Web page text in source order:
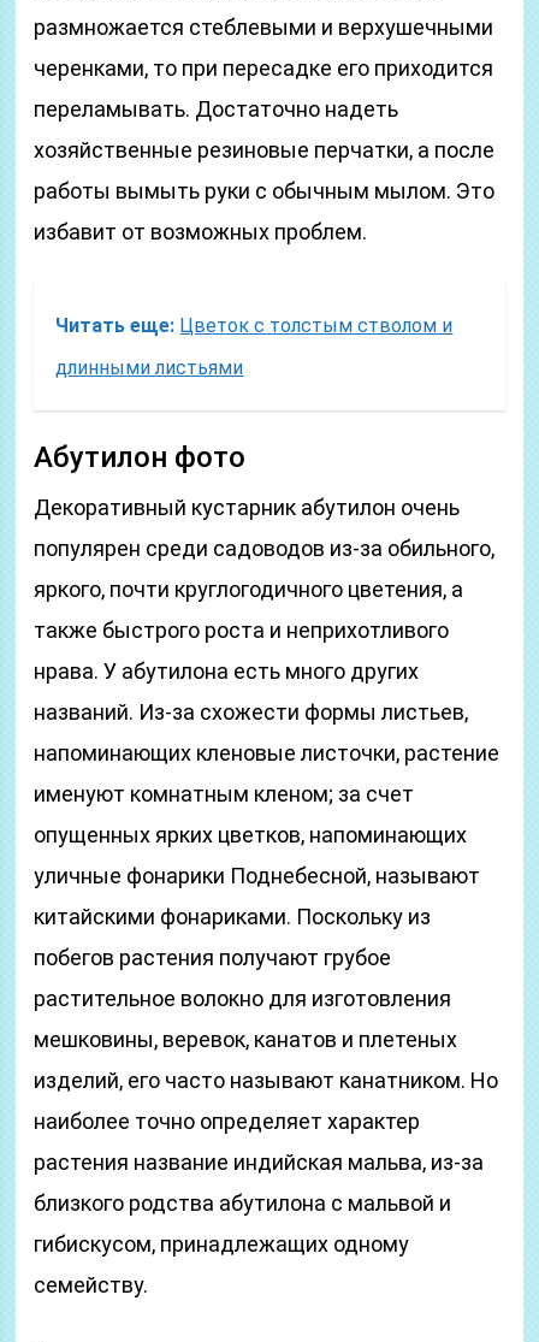
размножается стеблевыми и верхушечными
черенками, то при пересадке его приходится
переламывать. Достаточно надеть
хозяйственные резиновые перчатки, а после
работы вымыть руки с обычным мылом. Это
избавит от возможных проблем.
Читать еще: Цветок с толстым стволом и
длинными листьями
Абутилон фото
Декоративный кустарник абутилон очень
популярен среди садоводов из-за обильного,
яркого, почти круглогодичного цветения, а
также быстрого роста и неприхотливого
нрава. У абутилона есть много других
названий. Из-за схожести формы листьев,
напоминающих кленовые листочки, растение
именуют комнатным кленом; за счет
опущенных ярких цветков, напоминающих
уличные фонарики Поднебесной, называют
китайскими фонариками. Поскольку из
побегов растения получают грубое
растительное волокно для изготовления
мешковины, веревок, канатов и плетеных
изделий, его часто называют канатником. Но
наиболее точно определяет характер
растения название индийская мальва, из-за
близкого родства абутилона с мальвой и
гибискусом, принадлежащих одному
семейству.